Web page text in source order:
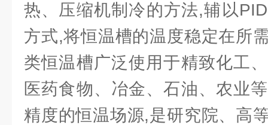
热、压缩机制冷的方法,辅以
方式,将恒温槽的温度稳定在所
类恒温槽广泛使用于精致化工
医药食物、冶金、石油、农业
精度的恒温场源,是研究院、高